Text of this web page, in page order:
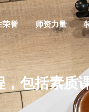
荣誉 师资力量
包括素质